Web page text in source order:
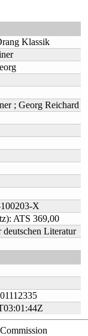
Klassik
; Georg Reichard
X
ATS 369,00
deutschen Literatur